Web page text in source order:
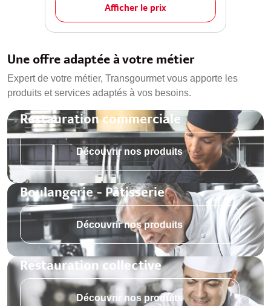
Afficher le prix
Une offre adaptée à votre métier
Expert de votre métier, Transgourmet vous apporte les
produits et services adaptés à vos besoins.
Restauration commerciale
Découvrir nos produits
Boulangerie - Pâtisserie
Découvrir nos produits
Restauration collective
Découvrir nos produits